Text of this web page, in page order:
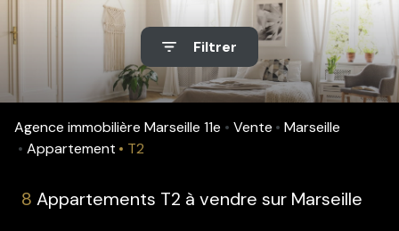
Maison
Appartement
Fonds de
louer
Location
Maison
Appartement
gestion
biens
vendus
Filtrer
Agence immobilière Marseille 11e Vente
Marseille
Appartement
T2
8 Appartements T2 à vendre sur Marseille